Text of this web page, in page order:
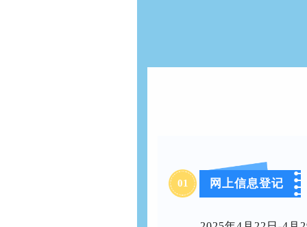
01 网上信息登记